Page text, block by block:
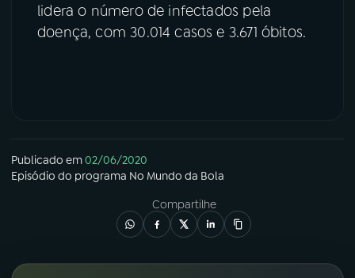
lidera o número de infectados pela
doença, com 30.014 casos e 3.671 óbitos.
Publicado em02/06/2020
Episódio do programa No Mundo da Bola
Compartilhe